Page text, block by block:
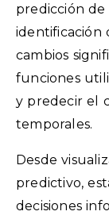
predicción
identificación
cambios
funciones
y predecir el
temporales.
Desde
predictivo,
decisiones